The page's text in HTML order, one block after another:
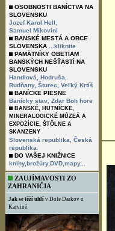
OSOBNOSTI BANÍCTVA NA
SLOVENSKU
Jozef Karol Hell
Samuel Mikovíni
BANSKÉ MESTÁ A OBCE
SLOVENSKA
...kliknite
PAMÄTNÍKY OBETIAM
BANSKÝCH NEŠŤASTÍ NA
SLOVENSKU
Handlová,
Hodruša,
Rudňany, Šturec,
Veľký Krtíš
BANÍCKE PIESNE
Banícky stav Zdar Boh hore
BANSKÉ, HUTNÍCKE,
MINERALOGICKÉ MÚZEÁ A
EXPOZÍCIE, ŠTÔLNE A
SKANZENY
Slovenská republika,
Česká
republika
DO VAŠEJ KNIŽNICE
knihy,brožúry,DVD,mapy...
ZAUJÍMAVOSTI ZO
ZAHRANIČIA
Jak se těží uhlí v Dole Darkov u
Karviné